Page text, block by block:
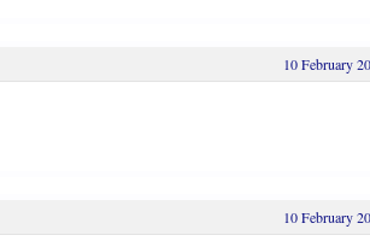
10 February
10 February